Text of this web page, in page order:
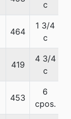
c
464
1 3/4
c
419
4 3/4
c
453
6
cpos.